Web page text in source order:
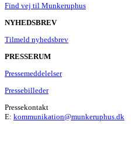
Find vej til Munkeruphus
NYHEDSBREV
Tilmeld nyhedsbrev
PRESSERUM
Pressemeddelelser
Pressebilleder
Pressekontakt
E: kommunikation@munkeruphus.dk